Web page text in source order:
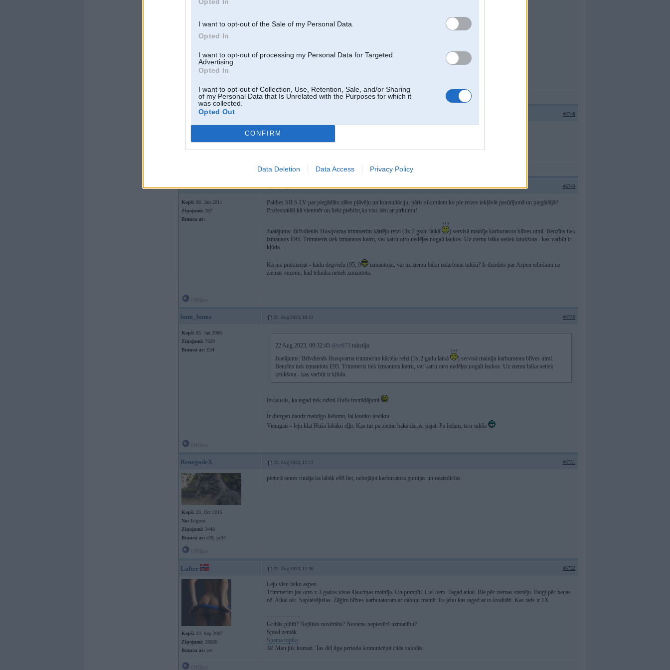
I want to opt-out of the Sale of my Personal Data.
Opted In
I want to opt-out of processing my Personal Data for Targeted
Advertising.
Opted In
I want to opt-out of Collection, Use, Retention, Sale, and/or Sharing
of my Personal Data that Is Unrelated with the Purposes for which it
was collected.
Opted Out
CONFIRM
Data Deletion Data Access Privacy Policy
Kā jums roboti, visu izstaigā un nopļauj? Nenāk mājā pie kājām pielikuši nopļautie zāles gabali?
Offline
XK220 #6748
Robotiem nav ne vainas, viss strādā.
er673 22. Aug 2023, 09:32 #6749
Kopš: 06. Jun 2011
Ziņojumi: 287
Braucu ar:
Paldies SILS.LV par piegādāto zāles pļāvēju un konsultāciju, pāris sīkumiem ko pie reizes iekļāvāt pasūtījumā un piegādājāt!
Profesionāli kā vienmēr un lieki piebilst,ka viss labi ar pirkumu!
Juatājums: Brīvdienās Husqvarna trimmerim kārtējo reizi (3x 2 gadu laikā
) servisā mainīja karburatora blīves utml. Benzīns tiek
izmantots E95. Trimmeris tiek izmantots katru, vai katru otro nedēļas nogali laukos. Uz ziemu bāka netiek iztukšota - kas varbūt ir
kļūda.
Kā jūs praktizējat - kādu degvielu (95, 9
izmantojat, vai uz ziemu bāku izdarbinat tukšu? Ir dzirdēts par Aspen ieliešanu uz
ziemas sezonu, kad tehnika netiek izmantota.
bum_bumz 22. Aug 2023, 10:12 #6750
Kopš: 05. Jan 2006
Ziņojumi: 7629
Braucu ar: E34
22 Aug 2023, 09:32:45 @er673 rakstīja:
Juatājums: Brīvdienās Husqvarna trimmerim kārtējo reizi (3x 2 gadu laikā
) servisā mainīja karburatora blīves utml.
Benzīns tiek izmantots E95. Trimmeris tiek izmantots katru, vai katru otro nedēļas nogali laukos. Uz ziemu bāka netiek
iztukšota - kas varbūt ir kļūda.
Izklausās, ka tagad tiek ražoti Huša izstrādājumi
Ir diezgan daudz mainīgo lielumu, lai kautko ieteiktu.
Vienīgais - leju klāt Huša labāko eļļu. Kas tur pa ziemu bākā darās, pajāt. Pa lielam, tā ir tukša
RenegadeX 22. Aug 2023, 12:12 #6751
Kopš: 23. Oct 2015
No: Jelgava
Ziņojumi: 3448
Braucu ar: e39, pc34
pieturā tantes runāja ka labāk e98 liet, nebojājot karburatora gumijas un neaizdiršas
Lafter 22. Aug 2023, 12:36 #6752
Kopš: 23. Sep 2007
Ziņojumi: 28686
Braucu ar: wv
Leju visu laiku aspen.
Trimmerim jau otro x 3 gados visas šļauciņas mainīja. Un pumpīti. Liel oem. Tagad atkal. Ble pēc ziemas startēju. Baigi pēc beņas
ož. Atkal tek. Saplaisājušas. Zāģim blīves karbutatoram ar dabuju mainīt. Es jebu kas tagad ar to kvalitāti. Kas tàds ir 1X
-----------------
Gribās pļūtīt? Nejūties novērtēts? Neviens nepievērš uzmanību?
Spied zemāk.
Spama topiks
Jā! Man jūk komati. Tas dēļ ilga perioda komunicējot citās valodās.